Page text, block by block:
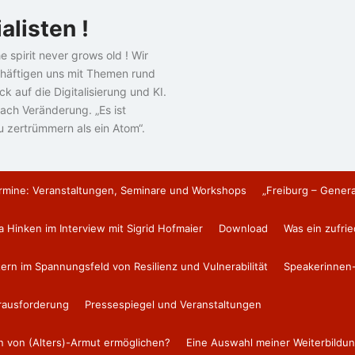
!
spirit never grows old ! Wir
uns mit Themen rund
auf die Digitalisierung und KI.
Veränderung. „Es ist
als ein Atom“.
Veranstaltungen, Seminare und Workshops „Freiburg –
Hinken im Interview mit Sigrid Hofmaier Download Was ein
im Spannungsfeld von Resilienz und Vulnerabilität
Pressespiegel und Veranstaltungen
von (Alters)-Armut ermöglichen? Eine Auswahl meiner